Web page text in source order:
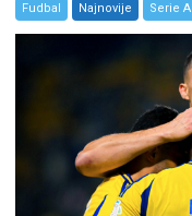
Fudbal Najnovije Serie A